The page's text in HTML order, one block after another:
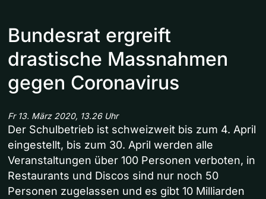
Bundesrat ergreift
drastische Massnahmen
gegen Coronavirus
Fr 13. März 2020, 13.26 Uhr
Der Schulbetrieb ist schweizweit bis zum 4. April
eingestellt, bis zum 30. April werden alle
Veranstaltungen über 100 Personen verboten, in
Restaurants und Discos sind nur noch 50
Personen zugelassen und es gibt 10 Milliarden